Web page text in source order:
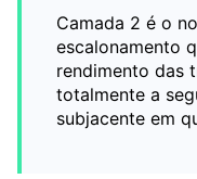
Camada 2 é o
escalonamento
rendimento das
totalmente a
subjacente em